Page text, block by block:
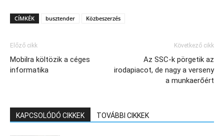
CÍMKÉK busztender Közbeszerzés
Előző cikk
Mobilra költözik a céges
informatika
Következő cikk
Az SSC-k pörgetik az
irodapiacot, de nagy a verseny
a munkaerőért
KAPCSOLÓDÓ CIKKEK TOVÁBBI CIKKEK